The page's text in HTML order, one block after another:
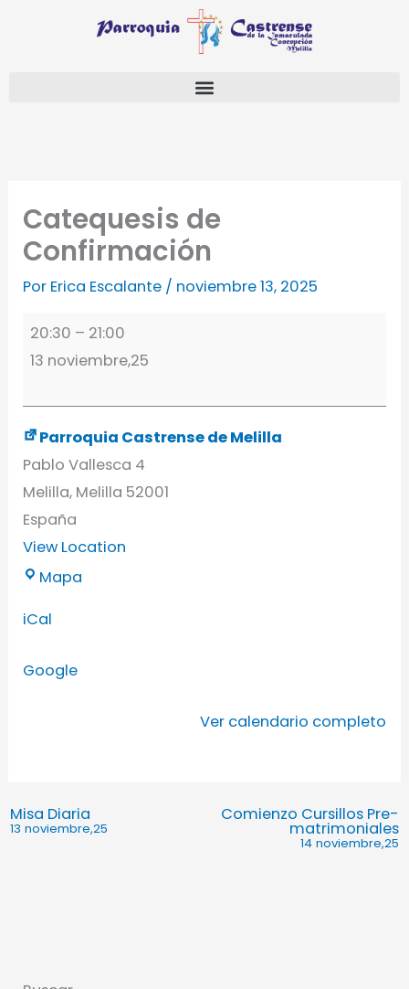
Catequesis de
Confirmación
Por Erica Escalante / noviembre 13, 2025
20:30 – 21:00
13 noviembre,25
Parroquia Castrense de Melilla
Pablo Vallesca 4
Melilla, Melilla 52001
España
View Location
Mapa
Castrense
iCal
Google
Ver calendario completo
Misa Diaria
13 noviembre,25
Comienzo Cursillos Pre-
matrimoniales
14 noviembre,25